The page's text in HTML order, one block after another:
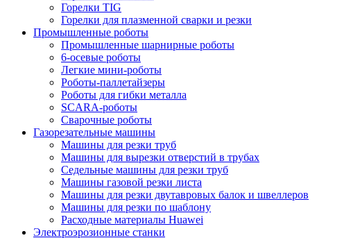
Горелки TIG
Горелки для плазменной сварки и резки
Промышленные роботы
Промышленные шарнирные роботы
6-осевые роботы
Легкие мини-роботы
Роботы-паллетайзеры
Роботы для гибки металла
SCARA-роботы
Сварочные роботы
Газорезательные машины
Машины для резки труб
Машины для вырезки отверстий в трубах
Седельные машины для резки труб
Машины газовой резки листа
Машины для резки двутавровых балок и швеллеров
Машины для резки по шаблону
Расходные материалы Huawei
Электроэрозионные станки